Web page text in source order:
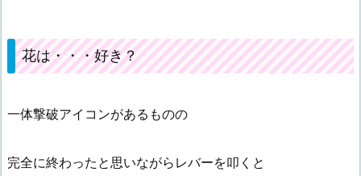
花は・・・好き？
一体撃破アイコンがあるものの
完全に終わったと思いながらレバーを叩くと